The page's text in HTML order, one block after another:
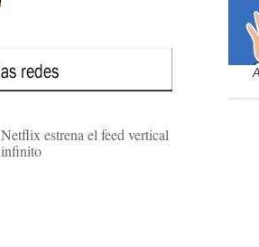
Netflix estrena el feed vertical
infinito